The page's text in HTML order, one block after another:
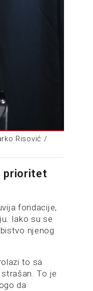
Risović /
prioritet
fondacije,
Iako su se
njenog
to sa
To je
da